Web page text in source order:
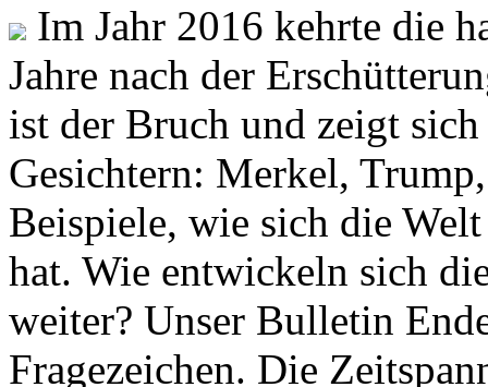
Im Jahr 2016 kehrte die
Jahre nach der
ist der Bruch und zeigt
Gesichtern: Merkel,
Beispiele, wie sich die
hat. Wie entwickeln sich
weiter? Unser Bulletin
Fragezeichen. Die